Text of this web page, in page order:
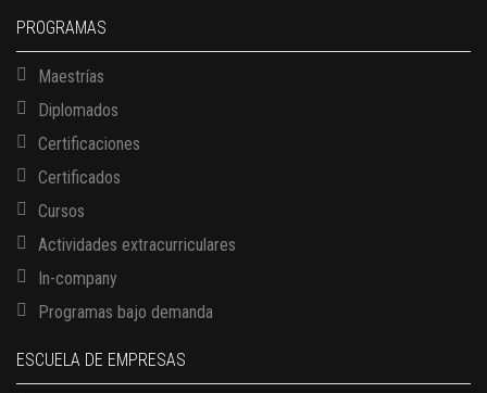
PROGRAMAS
Maestrías
Diplomados
Certificaciones
Certificados
Cursos
Actividades extracurriculares
In-company
Programas bajo demanda
ESCUELA DE EMPRESAS